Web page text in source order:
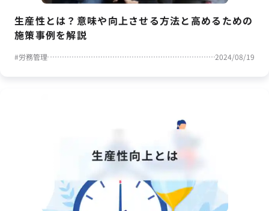
生産性とは？意味や向上させる方法と高めるための
施策事例を解説
#労務管理 2024/08/19